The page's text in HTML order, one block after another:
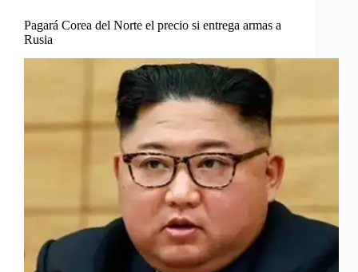
Pagará Corea del Norte el precio si entrega armas a
Rusia